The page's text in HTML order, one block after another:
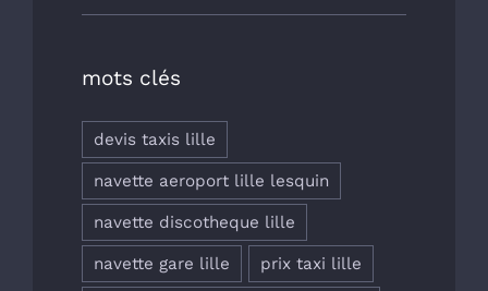
mots clés
devis taxis lille
navette aeroport lille lesquin
navette discotheque lille
navette gare lille prix taxi lille